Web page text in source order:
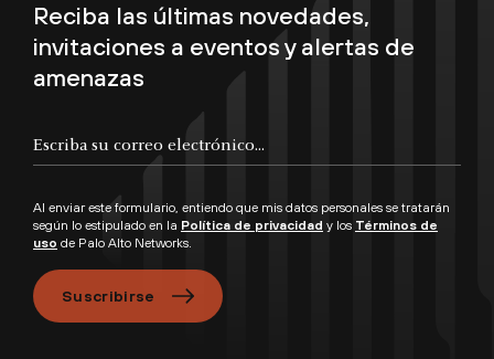
Reciba las últimas novedades,
invitaciones a eventos y alertas de
amenazas
Al enviar este formulario, entiendo que mis datos personales se tratarán
según lo estipulado en la Política de privacidad y los Términos de
uso de Palo Alto Networks.
Suscribirse